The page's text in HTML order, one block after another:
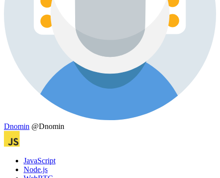
Dnomin @Dnomin
JavaScript
Node.js